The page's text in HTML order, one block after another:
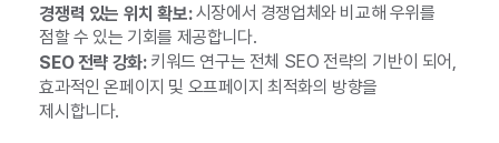
경쟁력 있는 위치 확보:시장에서 경쟁업체와 비교해 우위를
점할 수 있는 기회를 제공합니다.
SEO 전략 강화:키워드 연구는 전체 SEO 전략의 기반이 되어,
효과적인 온페이지 및 오프페이지 최적화의 방향을
제시합니다.